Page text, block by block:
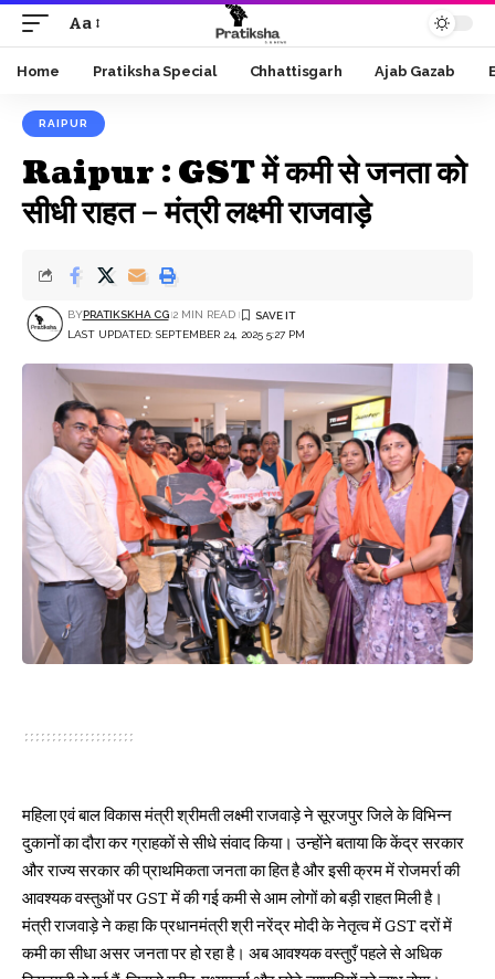
Font
Resizer
Aa
Home Pratiksha Special Chhattisgarh Ajab Gazab
RAIPUR
Raipur : GST में कमी से जनता को
सीधी राहत – मंत्री लक्ष्मी राजवाड़े
LAST UPDATED: SEPTEMBER 24, 2025 5:27 PM
BYPRATIKSKHA CG 2 MIN READ
महिला एवं बाल विकास मंत्री श्रीमती लक्ष्मी राजवाड़े ने सूरजपुर जिले के विभिन्न
दुकानों का दौरा कर ग्राहकों से सीधे संवाद किया। उन्होंने बताया कि केंद्र सरकार
और राज्य सरकार की प्राथमिकता जनता का हित है और इसी क्रम में रोजमर्रा की
आवश्यक वस्तुओं पर GST में की गई कमी से आम लोगों को बड़ी राहत मिली है।
मंत्री राजवाड़े ने कहा कि प्रधानमंत्री श्री नरेंद्र मोदी के नेतृत्व में GST दरों में
कमी का सीधा असर जनता पर हो रहा है। अब आवश्यक वस्तुएँ पहले से अधिक